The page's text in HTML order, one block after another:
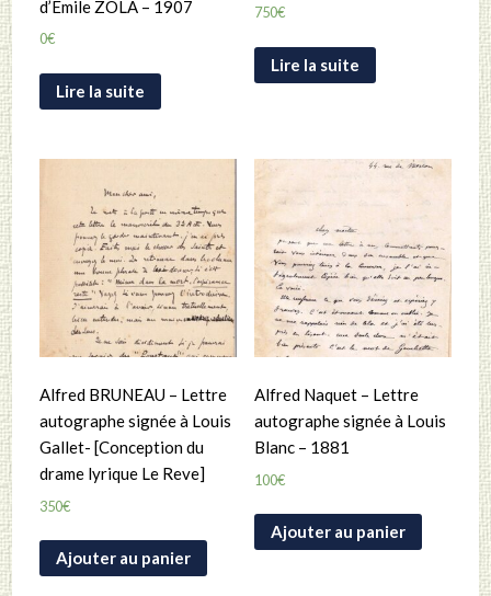
d’Emile ZOLA – 1907
0€
Lire la suite
750€
Lire la suite
Alfred BRUNEAU – Lettre
autographe signée à Louis
Gallet- [Conception du
drame lyrique Le Reve]
350€
Ajouter au panier
Alfred Naquet – Lettre
autographe signée à Louis
Blanc – 1881
100€
Ajouter au panier